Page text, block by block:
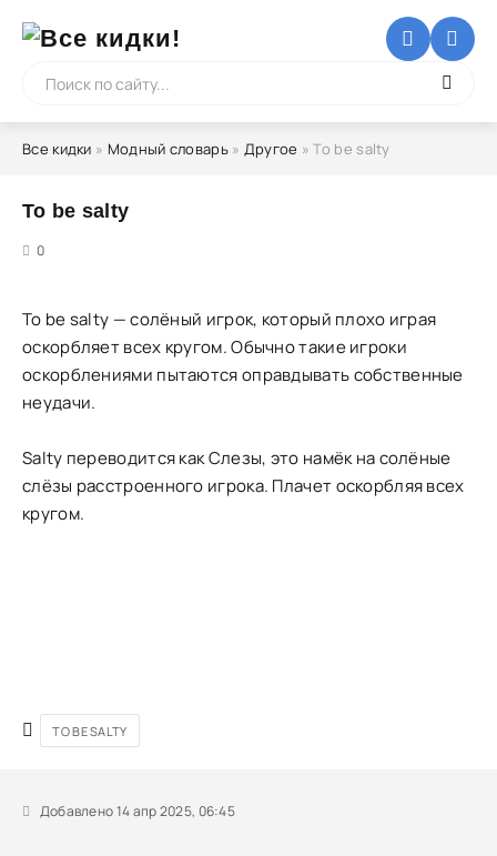
Все кидки » Модный словарь» Другое » To be salty
To be salty
0
To be salty — солёный игрок, который плохо играя
оскорбляет всех кругом. Обычно такие игроки
оскорблениями пытаются оправдывать собственные
неудачи.
Salty переводится как Слезы, это намёк на солёные
слёзы расстроенного игрока. Плачет оскорбляя всех
кругом.
TO BE SALTY
Добавлено 14 апр 2025, 06:45